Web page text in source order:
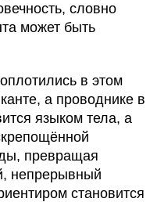
словно
может быть
в этом
а проводнике в
языком тела, а
превращая
непрерывный
становится